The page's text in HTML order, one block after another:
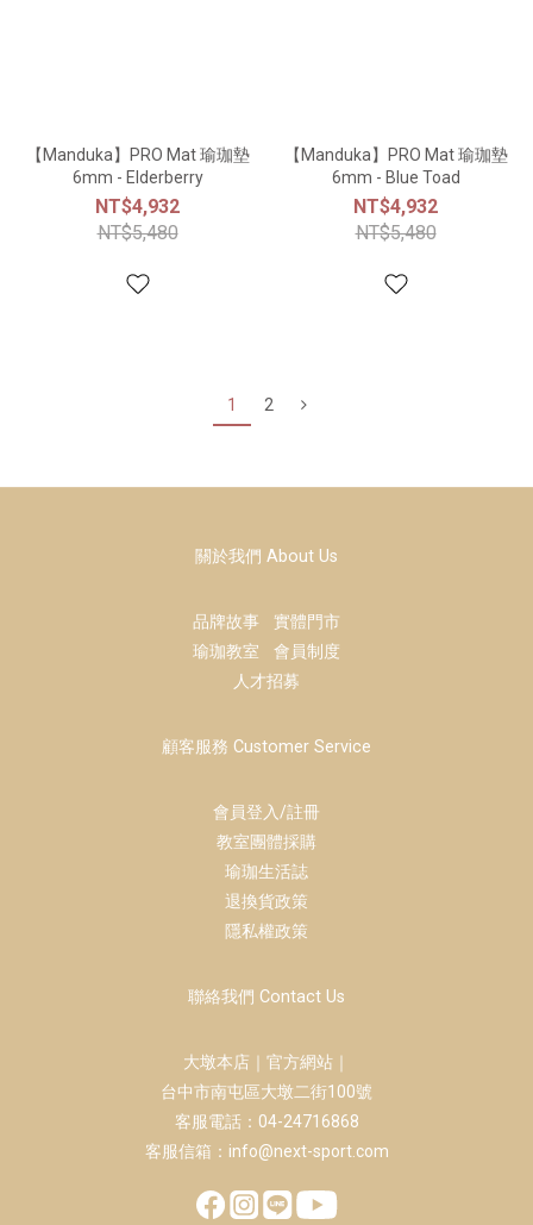
【Manduka】PRO Mat 瑜珈墊
6mm - Elderberry
NT$4,932
NT$5,480
【Manduka】PRO Mat 瑜珈墊
6mm - Blue Toad
NT$4,932
NT$5,480
1 2
關於我們 About Us
品牌故事 實體門市
瑜珈教室 會員制度
人才招募
顧客服務 Customer Service
會員登入/註冊
教室團體採購
瑜珈生活誌
退換貨政策
隱私權政策
聯絡我們 Contact Us
大墩本店｜官方網站｜
台中市南屯區大墩二街100號
客服電話：04-24716868
客服信箱：info@next-sport.com